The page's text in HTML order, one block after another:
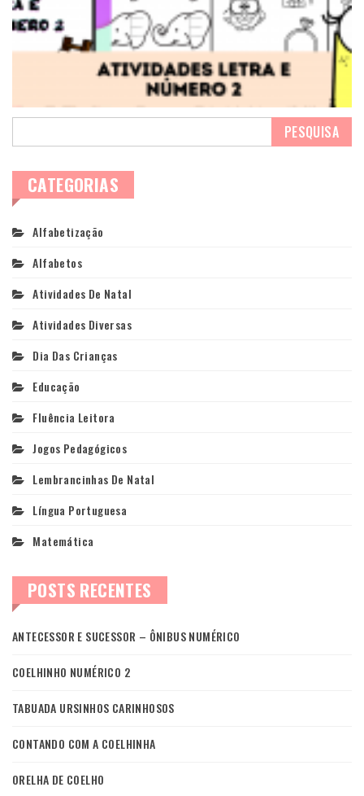
CATEGORIAS
Alfabetização
Alfabetos
Atividades De Natal
Atividades Diversas
Dia Das Crianças
Educação
Fluência Leitora
Jogos Pedagógicos
Lembrancinhas De Natal
Língua Portuguesa
Matemática
POSTS RECENTES
ANTECESSOR E SUCESSOR – ÔNIBUS NUMÉRICO
COELHINHO NUMÉRICO 2
TABUADA URSINHOS CARINHOSOS
CONTANDO COM A COELHINHA
ORELHA DE COELHO